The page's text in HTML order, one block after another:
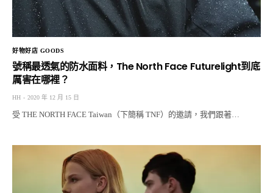
好物好店 GOODS
號稱最透氣的防水面料，The North Face Futurelight到底
厲害在哪裡？
HH 2020 年 12 月 15 日
受 THE NORTH FACE Taiwan（下簡稱 TNF）的邀請，我們跟著…